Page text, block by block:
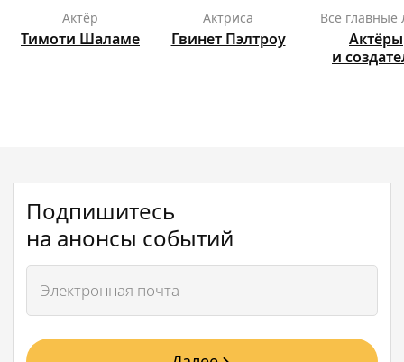
актёр
Тимоти Шаламе
актриса
Гвинет Пэлтроу
Все
Актёры
и
Подпишитесь
на анонсы событий